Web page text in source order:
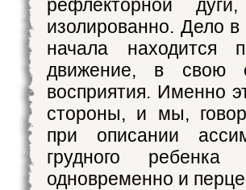
рефлекторной
изолированно. Дело
начала находится
движение, в свою
восприятия. Именно
стороны, и мы,
при описании
грудного
одновременно и